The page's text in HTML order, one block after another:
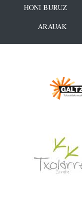
HONI BURUZ
ARAUAK